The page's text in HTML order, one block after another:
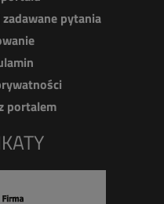
pytania
portalem